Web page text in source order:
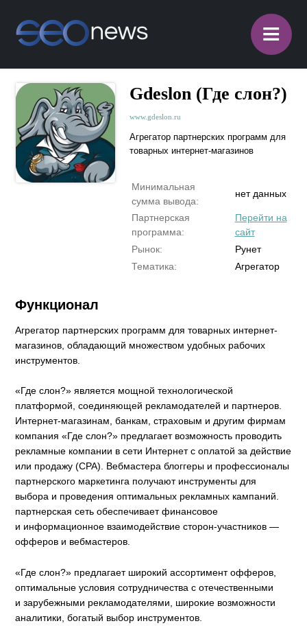
≡
Gdeslon (Где слон?)
www.gdeslon.ru
Агрегатор партнерских программ для
товарных интернет-магазинов
Минимальная
сумма вывода:
нет данных
Партнерская
программа:
Перейти на
сайт
Рынок:
Рунет
Тематика:
Агрегатор
Функционал
Агрегатор партнерских программ для товарных интернет-
магазинов, обладающий множеством удобных рабочих
инструментов.
«Где слон?» является мощной технологической
платформой, соединяющей рекламодателей и партнеров.
Интернет-магазинам, банкам, страховым и другим фирмам
компания «Где слон?» предлагает возможность проводить
рекламные компании в сети Интернет с оплатой за действие
или продажу (CPA). Вебмастера блоггеры и профессионалы
партнерского маркетинга получают инструменты для
выбора и проведения оптимальных рекламных кампаний.
партнерская сеть обеспечивает финансовое
и информационное взаимодействие сторон-участников —
офферов и вебмастеров.
«Где слон?» предлагает широкий ассортимент офферов,
оптимальные условия сотрудничества с отечественными
и зарубежными рекламодателями, широкие возможности
аналитики, богатый выбор инструментов.